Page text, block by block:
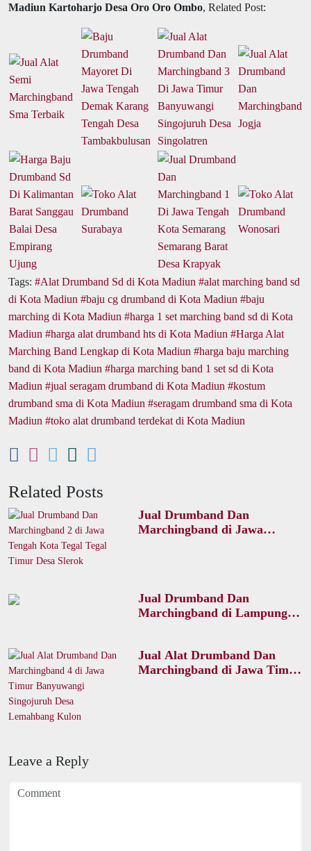
Madiun Kartoharjo Desa Oro Oro Ombo, Related Post:
Tags: Alat Drumband Sd di Kota Madiun
alat marching band sd
di Kota Madiun
baju cg drumband di Kota Madiun
baju
marching di Kota Madiun
harga 1 set marching band sd di Kota
Madiun
harga alat drumband hts di Kota Madiun
Harga Alat
Marching Band Lengkap di Kota Madiun
harga baju marching
band di Kota Madiun
harga marching band 1 set sd di Kota
Madiun
jual seragam drumband di Kota Madiun
kostum
drumband sma di Kota Madiun
seragam drumband sma di Kota
Madiun
toko alat drumband terdekat di Kota Madiun
Related Posts
Jual Drumband Dan
Marchingband di Jawa
Jual Drumband Dan
Marchingband di Lampung
Jual Alat Drumband Dan
Marchingband di Jawa Timur
Leave a Reply